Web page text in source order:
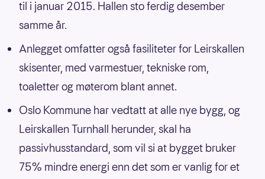
til i januar 2015. Hallen sto ferdig desember
samme år.
Anlegget omfatter også fasiliteter for Leirskallen
skisenter, med varmestuer, tekniske rom,
toaletter og møterom blant annet.
Oslo Kommune har vedtatt at alle nye bygg, og
Leirskallen Turnhall herunder, skal ha
passivhusstandard, som vil si at bygget bruker
75% mindre energi enn det som er vanlig for et